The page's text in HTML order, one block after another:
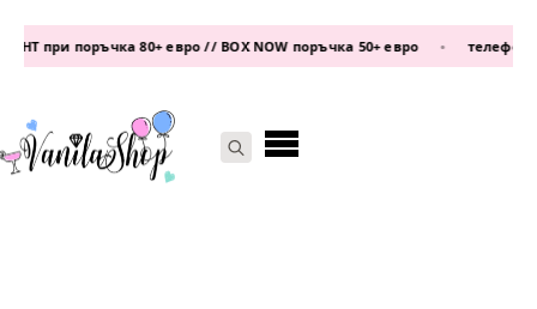
при поръчка 80+ евро // BOX NOW поръчка 50+ евро телефон: